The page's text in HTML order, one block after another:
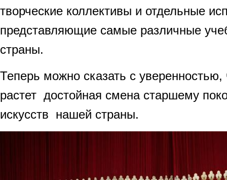
творческие коллективы и отдельные
представляющие самые различные
страны.
Теперь можно сказать с
растет достойная смена старшему
искусств нашей страны.